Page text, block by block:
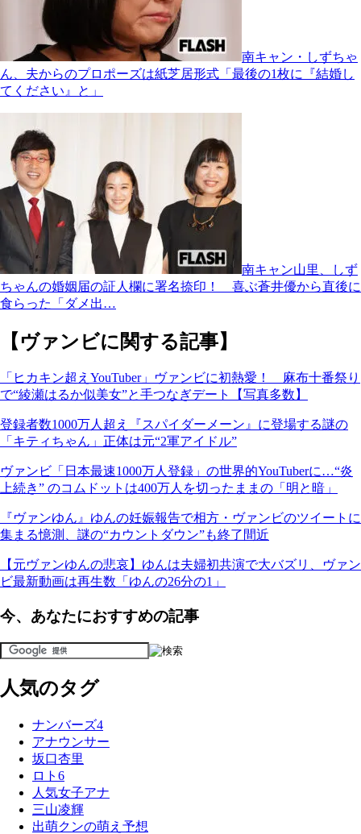
南キャン・しずちゃ
ん、夫からのプロポーズは紙芝居形式「最後の1枚に『結婚し
てください』と」
南キャン山里、しず
ちゃんの婚姻届の証人欄に署名捺印！ 喜ぶ蒼井優から直後に
食らった「ダメ出…
【ヴァンビに関する記事】
「ヒカキン超えYouTuber」ヴァンビに初熱愛！ 麻布十番祭り
で“綾瀬はるか似美女”と手つなぎデート【写真多数】
登録者数1000万人超え『スパイダーメーン』に登場する謎の
「キティちゃん」正体は元“2軍アイドル”
ヴァンビ「日本最速1000万人登録」の世界的YouTuberに…“炎
上続き” のコムドットは400万人を切ったままの「明と暗」
『ヴァンゆん』ゆんの妊娠報告で相方・ヴァンビのツイートに
集まる憶測、謎の“カウントダウン”も終了間近
【元ヴァンゆんの悲哀】ゆんは夫婦初共演で大バズリ、ヴァン
ビ最新動画は再生数「ゆんの26分の1」
今、あなたにおすすめの記事
人気のタグ
ナンバーズ4
アナウンサー
坂口杏里
ロト6
人気女子アナ
三山凌輝
出萌クンの萌え予想